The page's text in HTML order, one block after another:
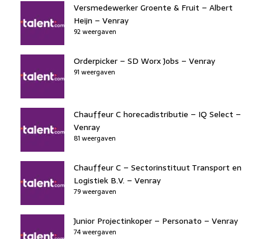
Versmedewerker Groente & Fruit – Albert
Heijn – Venray
92 weergaven
Orderpicker – SD Worx Jobs – Venray
91 weergaven
Chauffeur C horecadistributie – IQ Select –
Venray
81 weergaven
Chauffeur C – Sectorinstituut Transport en
Logistiek B.V. – Venray
79 weergaven
Junior Projectinkoper – Personato – Venray
74 weergaven